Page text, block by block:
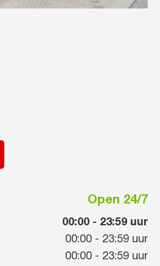
Open 24/7
00:00 - 23:59 uur
00:00 - 23:59 uur
00:00 - 23:59 uur